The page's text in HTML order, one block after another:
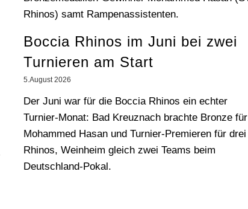
Boccia Rhinos im Juni bei zwei
Turnieren am Start
5.August 2026
Der Juni war für die Boccia Rhinos ein echter
Turnier-Monat: Bad Kreuznach brachte Bronze für
Mohammed Hasan und Turnier-Premieren für drei
Rhinos, Weinheim gleich zwei Teams beim
Deutschland-Pokal.